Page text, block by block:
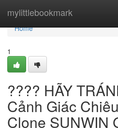
mylittlebookmark
Home
Home
1
???? HÃY
Cảnh Giác
Clone SUNWIN